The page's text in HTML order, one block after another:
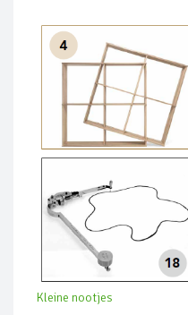
Kleine nootjes